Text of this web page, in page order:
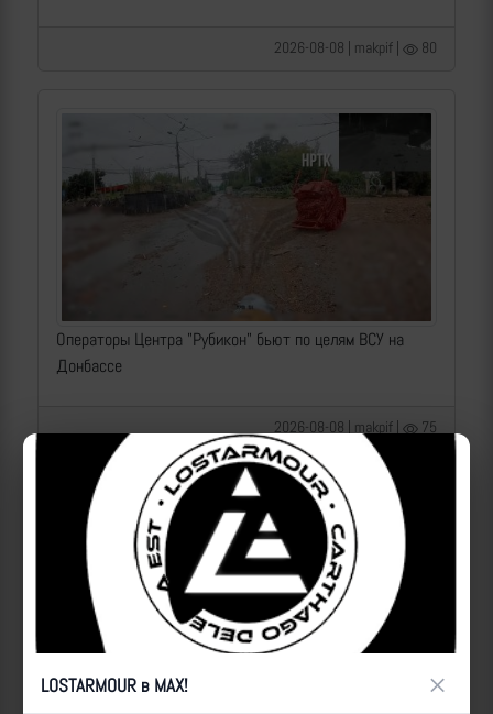
2026-08-08 | makpif | 80
Операторы Центра "Рубикон" бьют по целям ВСУ на
Донбассе
2026-08-08 | makpif | 75
LOSTARMOUR в MAX! ×